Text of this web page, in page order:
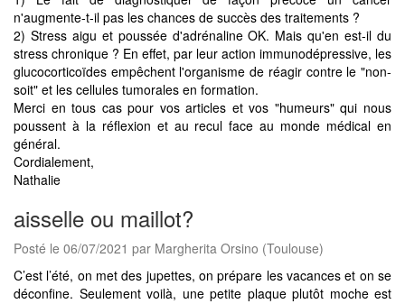
n'augmente-t-il pas les chances de succès des traitements ?
2) Stress aigu et poussée d'adrénaline OK. Mais qu'en est-il du
stress chronique ? En effet, par leur action immunodépressive, les
glucocorticoïdes empêchent l'organisme de réagir contre le "non-
soit" et les cellules tumorales en formation.
Merci en tous cas pour vos articles et vos "humeurs" qui nous
poussent à la réflexion et au recul face au monde médical en
général.
Cordialement,
Nathalie
aisselle ou maillot?
Posté le 06/07/2021 par Margherita Orsino (Toulouse)
C’est l’été, on met des jupettes, on prépare les vacances et on se
déconfine. Seulement voilà, une petite plaque plutôt moche est